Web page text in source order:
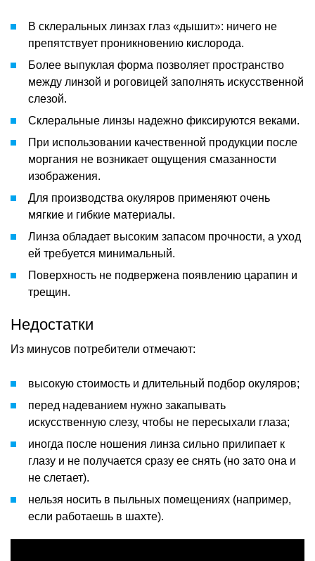
В склеральных линзах глаз «дышит»: ничего не
препятствует проникновению кислорода.
Более выпуклая форма позволяет пространство
между линзой и роговицей заполнять искусственной
слезой.
Склеральные линзы надежно фиксируются веками.
При использовании качественной продукции после
моргания не возникает ощущения смазанности
изображения.
Для производства окуляров применяют очень
мягкие и гибкие материалы.
Линза обладает высоким запасом прочности, а уход
ей требуется минимальный.
Поверхность не подвержена появлению царапин и
трещин.
Недостатки
Из минусов потребители отмечают:
высокую стоимость и длительный подбор окуляров;
перед надеванием нужно закапывать
искусственную слезу, чтобы не пересыхали глаза;
иногда после ношения линза сильно прилипает к
глазу и не получается сразу ее снять (но зато она и
не слетает).
нельзя носить в пыльных помещениях (например,
если работаешь в шахте).